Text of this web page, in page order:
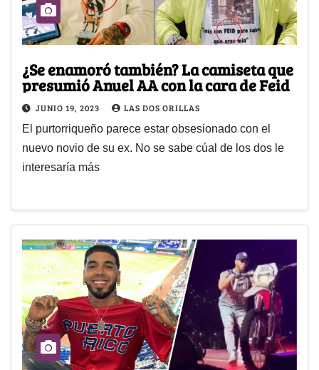
¿Se enamoró también? La camiseta que
presumió Anuel AA con la cara de Feid
JUNIO 19, 2023 LAS DOS ORILLAS
El purtorriqueño parece estar obsesionado con el
nuevo novio de su ex. No se sabe cúal de los dos le
interesaría más